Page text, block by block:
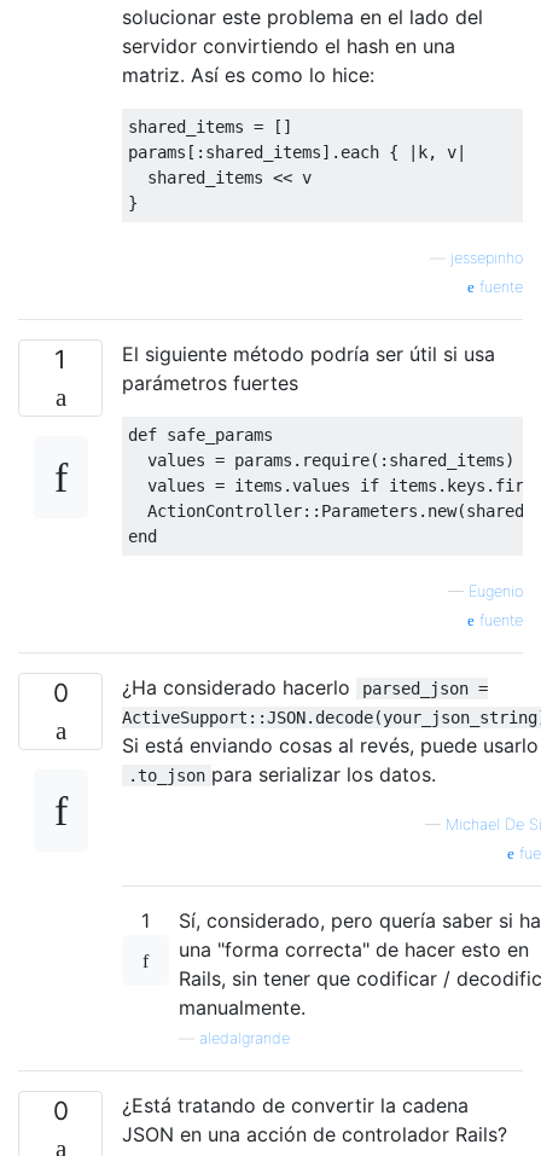
solucionar este problema en el lado del
servidor convirtiendo el hash en una
matriz. Así es como lo hice:
shared_items =
[]
params [: shared_items]. each { | k, v|
  shared_items
<<
}
jessepinho
fuente
1
El siguiente método podría ser útil si usa
parámetros fuertes
def safe_params
  values
= params . require(: shared_items)
  values
= items .values if items . keys .
ActionController:: Parameters . new(
end
— Eugenio
fuente
0 ¿Ha considerado hacerlo
parsed_json =
Si está enviando cosas al revés, puede usarlo
.to_json para serializar los datos.
— Michael De
1
Sí, considerado, pero quería saber si
una "forma correcta" de hacer esto en
Rails, sin tener que codificar /
manualmente.
aledalgrande
0
¿Está tratando de convertir la cadena
JSON en una acción de controlador Rails?